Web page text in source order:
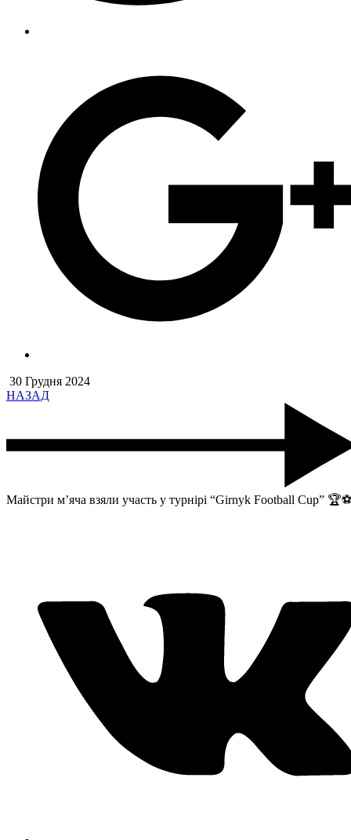
30 Грудня 2024
НАЗАД
Майстри м’яча взяли участь у турнірі “Girnyk Football Cup”